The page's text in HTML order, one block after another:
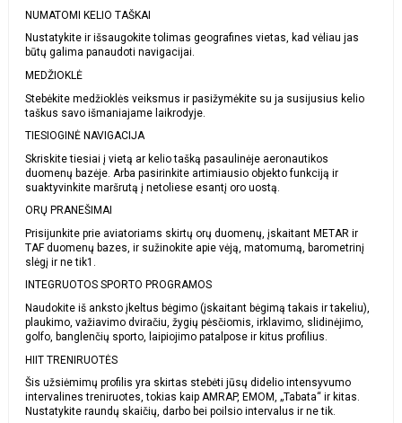
NUMATOMI KELIO TAŠKAI
Nustatykite ir išsaugokite tolimas geografines vietas, kad vėliau jas
būtų galima panaudoti navigacijai.
MEDŽIOKLĖ
Stebėkite medžioklės veiksmus ir pasižymėkite su ja susijusius kelio
taškus savo išmaniajame laikrodyje.
TIESIOGINĖ NAVIGACIJA
Skriskite tiesiai į vietą ar kelio tašką pasaulinėje aeronautikos
duomenų bazėje. Arba pasirinkite artimiausio objekto funkciją ir
suaktyvinkite maršrutą į netoliese esantį oro uostą.
ORŲ PRANEŠIMAI
Prisijunkite prie aviatoriams skirtų orų duomenų, įskaitant METAR ir
TAF duomenų bazes, ir sužinokite apie vėją, matomumą, barometrinį
slėgį ir ne tik1.
INTEGRUOTOS SPORTO PROGRAMOS
Naudokite iš anksto įkeltus bėgimo (įskaitant bėgimą takais ir takeliu),
plaukimo, važiavimo dviračiu, žygių pėsčiomis, irklavimo, slidinėjimo,
golfo, banglenčių sporto, laipiojimo patalpose ir kitus profilius.
HIIT TRENIRUOTĖS
Šis užsiėmimų profilis yra skirtas stebėti jūsų didelio intensyvumo
intervalines treniruotes, tokias kaip AMRAP, EMOM, „Tabata“ ir kitas.
Nustatykite raundų skaičių, darbo bei poilsio intervalus ir ne tik.